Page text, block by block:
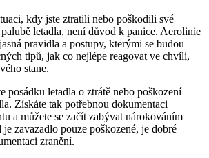
kdy jste ztratili nebo poškodili své
letadla, není důvod k panice. Aerolinie
pravidla a postupy, kterými se budou
tipů, jak co nejlépe reagovat ve chvíli,
stane.
posádku letadla o ztrátě nebo poškození
Získáte tak potřebnou dokumentaci
a můžete se začít zabývat nárokováním
je zavazadlo pouze poškozené, je dobré
zranění.